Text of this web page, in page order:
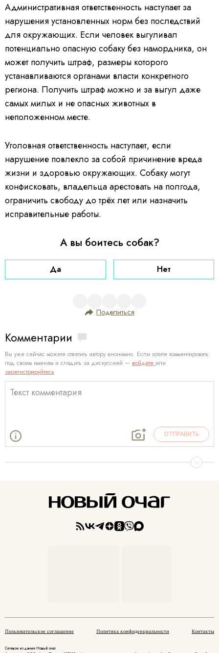
Административная ответственность наступает за
нарушения установленных норм без последствий
для окружающих. Если человек выгуливал
потенциально опасную собаку без намордника, он
может получить штраф, размеры которого
устанавливаются органами власти конкретного
региона. Получить штраф можно и за выгул даже
самых милых и не опасных животных в
неположенном месте.
Уголовная ответственность наступает, если
нарушение повлекло за собой причинение вреда
жизни и здоровью окружающих. Собаку могут
конфисковать, владельца арестовать на полгода,
ограничить свободу до трёх лет или назначить
исправительные работы.
А вы боитесь собак?
Да Нет
Поделиться
Комментарии
Вы уже сейчас можете ответить автору анонимно. Если хотите комментировать
под своим именем и следить за дискуссией — войдите или
зарегистрируйтесь
ОТПРАВИТЬ
Пользовательское соглашение Политика конфиденциальности Контакты
Сетевое издание Новый очаг